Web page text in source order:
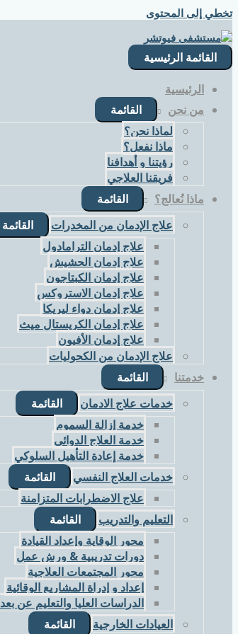
تخطي إلى المحتوى
القائمة الرئيسية
الرئيسية
من نحن
القائمة
لماذا نحن؟
ماذا نفعل؟
رؤيتنا و أهدافنا
فريقنا العلاجي
ماذا نُعالج؟
القائمة
علاج الإدمان من المخدرات
القائمة
علاج إدمان الترامادول
علاج إدمان الحشيش
علاج إدمان الكبتاجون
علاج إدمان الاستروكس
علاج إدمان دواء ليريكا
علاج إدمان الكريستال ميث
علاج إدمان الأفيون
علاج الإدمان من الكحوليات
خدمتنا
القائمة
خدمات علاج الادمان
القائمة
خدمة إزالة السموم
خدمة العلاج الدوائي
خدمة إعادة التأهيل السلوكي
خدمات العلاج النفسي
القائمة
علاج الاضطرابات المتزامنة
التعليم والتدريب
القائمة
محور الوقاية وإعداد القيادة
دورات تدريبية & ورش عمل
محور المجتمعات العلاجية
إعداد و إدراة المشاريع الوقائية
الدراسات العليا والتعليم عن بعد
العيادات الخارجية
القائمة